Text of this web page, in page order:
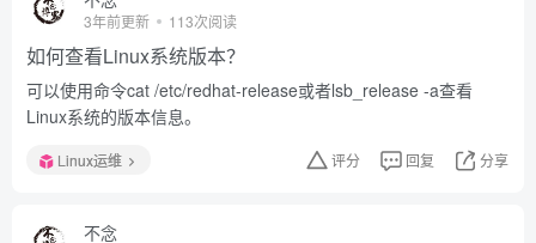
3年前更新 113次阅读
如何查看Linux系统版本？
可以使用命令cat /etc/redhat-release或者lsb_release -a查看
Linux系统的版本信息。
Linux运维 评分 回复 分享
不念